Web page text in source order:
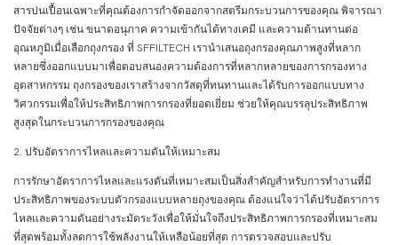
สารปนเปื้อนเฉพาะที่คุณต้องการกำจัดออกจากสตรีมกระบวนการของคุณ พิจารณา
ปัจจัยต่างๆ เช่น ขนาดอนุภาค ความเข้ากันได้ทางเคมี และความต้านทานต่อ
อุณหภูมิเมื่อเลือกถุงกรอง ที่ SFFILTECH เรานำเสนอถุงกรองคุณภาพสูงที่หลาก
หลายซึ่งออกแบบมาเพื่อตอบสนองความต้องการที่หลากหลายของการกรองทาง
อุตสาหกรรม ถุงกรองของเราสร้างจากวัสดุที่ทนทานและได้รับการออกแบบทาง
วิศวกรรมเพื่อให้ประสิทธิภาพการกรองที่ยอดเยี่ยม ช่วยให้คุณบรรลุประสิทธิภาพ
สูงสุดในกระบวนการกรองของคุณ
2. ปรับอัตราการไหลและความดันให้เหมาะสม
การรักษาอัตราการไหลและแรงดันที่เหมาะสมเป็นสิ่งสำคัญสำหรับการทำงานที่มี
ประสิทธิภาพของระบบตัวกรองแบบหลายถุงของคุณ ต้องแน่ใจว่าได้ปรับอัตราการ
ไหลและความดันอย่างระมัดระวังเพื่อให้มั่นใจถึงประสิทธิภาพการกรองที่เหมาะสม
ที่สุดพร้อมทั้งลดการใช้พลังงานให้เหลือน้อยที่สุด การตรวจสอบและปรับ